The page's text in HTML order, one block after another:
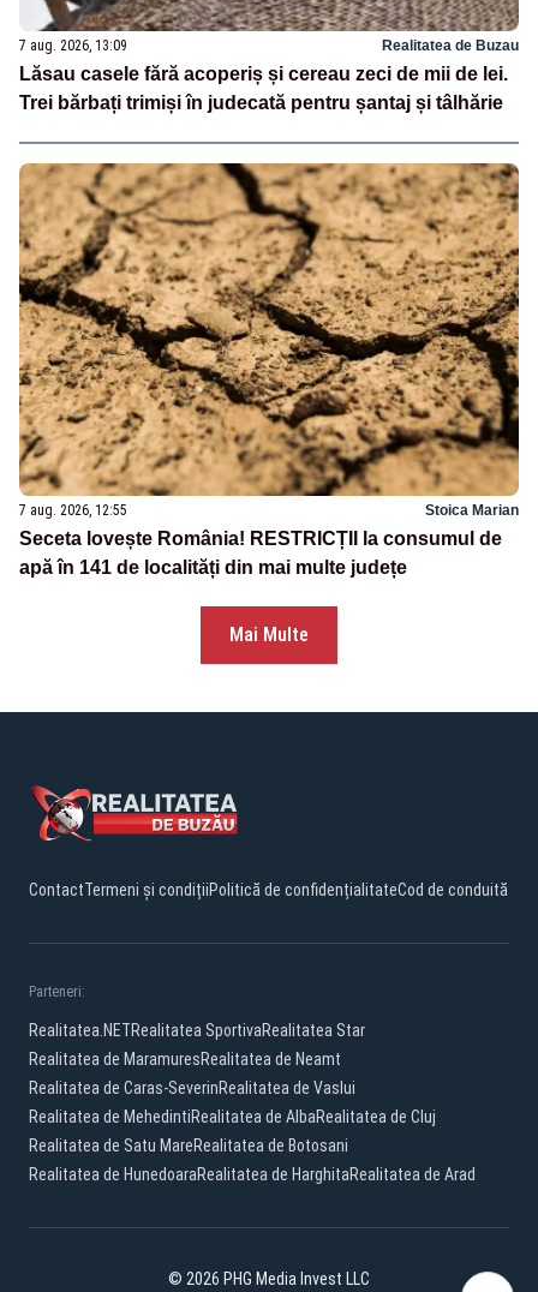
7 aug. 2026, 13:09 Realitatea de Buzau
Lăsau casele fără acoperiș și cereau zeci de mii de lei.
Trei bărbați trimiși în judecată pentru șantaj și tâlhărie
7 aug. 2026, 12:55 Stoica Marian
Seceta lovește România! RESTRICȚII la consumul de
apă în 141 de localități din mai multe județe
Mai Multe
ContactTermeni și condițiiPolitică de confidențialitateCod de conduită
Parteneri:
Realitatea.NETRealitatea SportivaRealitatea Star
Realitatea de MaramuresRealitatea de Neamt
Realitatea de Caras-SeverinRealitatea de Vaslui
Realitatea de MehedintiRealitatea de AlbaRealitatea de Cluj
Realitatea de Satu MareRealitatea de Botosani
Realitatea de HunedoaraRealitatea de HarghitaRealitatea de Arad
© 2026 PHG Media Invest LLC